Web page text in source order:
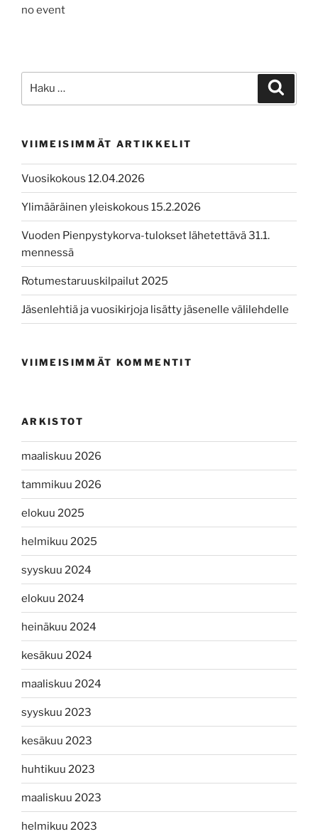
no event
VIIMEISIMMÄT ARTIKKELIT
Vuosikokous 12.04.2026
Ylimääräinen yleiskokous 15.2.2026
Vuoden Pienpystykorva-tulokset lähetettävä 31.1.
mennessä
Rotumestaruuskilpailut 2025
Jäsenlehtiä ja vuosikirjoja lisätty jäsenelle välilehdelle
VIIMEISIMMÄT KOMMENTIT
ARKISTOT
maaliskuu 2026
tammikuu 2026
elokuu 2025
helmikuu 2025
syyskuu 2024
elokuu 2024
heinäkuu 2024
kesäkuu 2024
maaliskuu 2024
syyskuu 2023
kesäkuu 2023
huhtikuu 2023
maaliskuu 2023
helmikuu 2023